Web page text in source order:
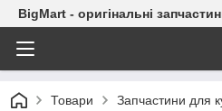
BigMart - оригінальні
Товари Запчастини для